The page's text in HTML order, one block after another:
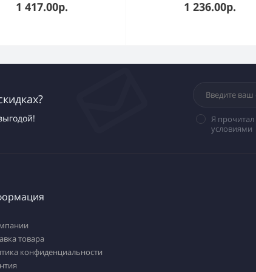
1 417.00р. 1 236.00р.
Я прочитал
условиями
товара
конфиденциальности